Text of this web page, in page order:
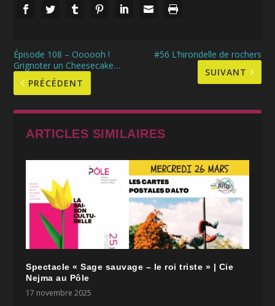
Épisode 108 – Oooooh !
Grignoter un Cheesecake…
PRÉCÉDENT
#56 L’hirondelle de rochers
SUIVANT
ARTICLES SIMILAIRES
Spectacle « Sage sauvage – le roi triste » | Cie
Nejma au Pôle
17 novembre 2025